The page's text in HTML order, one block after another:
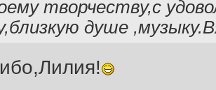
творчеству,с
душе